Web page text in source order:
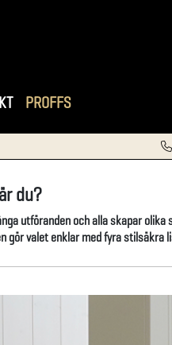
PROFFS
du?
utföranden och alla skapar
gör valet enklar med fyra stilsäkra